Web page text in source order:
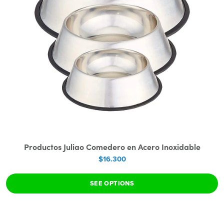
Productos Juliao Comedero en Acero Inoxidable
$16.300
SEE OPTIONS